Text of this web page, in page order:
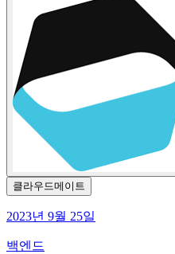
클라우드메이트
2023년 9월 25일
백엔드